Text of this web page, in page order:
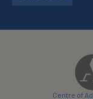
Centre of